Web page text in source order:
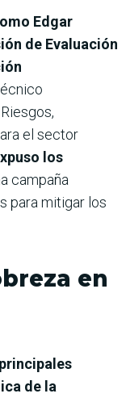
Edgar
de Evaluación
Riesgos,
el sector
los
campaña
para mitigar los
en
principales
de la